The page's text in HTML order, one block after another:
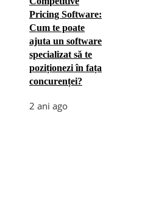
Pricing Software:
Cum te poate
ajuta un software
specializat să te
poziționezi în fața
concurenței?
2 ani ago